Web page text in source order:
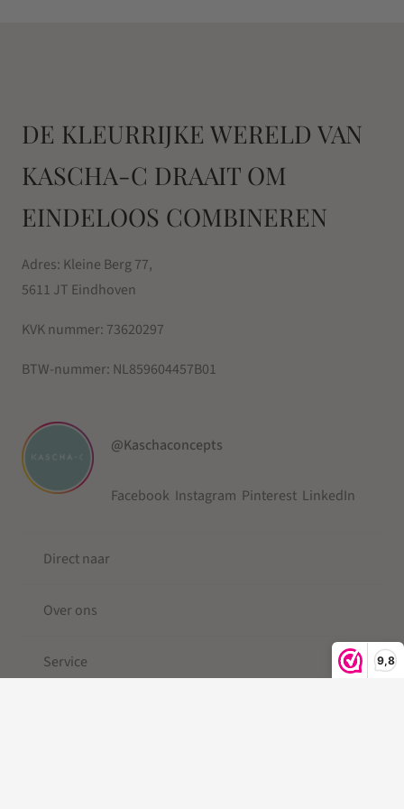
9,8
DE KLEURRIJKE WERELD VAN
KASCHA-C DRAAIT OM
EINDELOOS COMBINEREN
Adres: Kleine Berg 77,
5611 JT Eindhoven
KVK nummer: 73620297
BTW-nummer: NL859604457B01
@Kaschaconcepts
Facebook Instagram Pinterest LinkedIn
Direct naar
Over ons
Service